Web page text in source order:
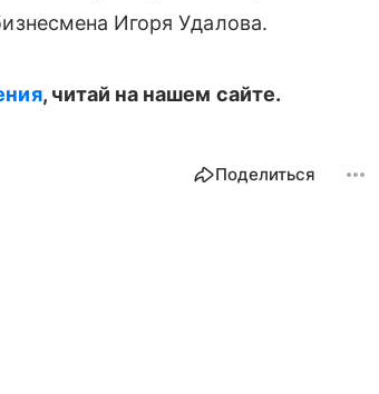
Игоря Удалова.
, читай на нашем сайте.
Поделиться